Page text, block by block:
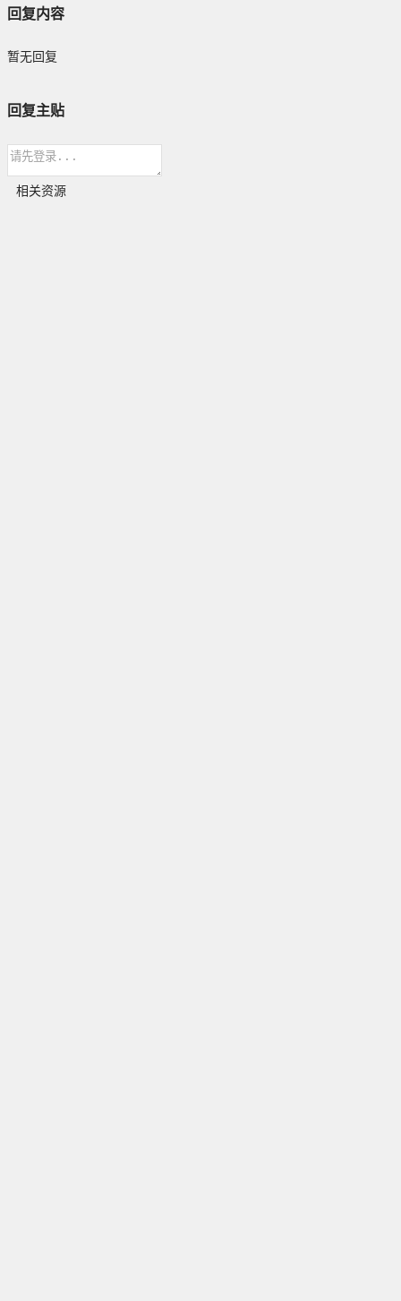
回复内容
暂无回复
回复主贴
相关资源